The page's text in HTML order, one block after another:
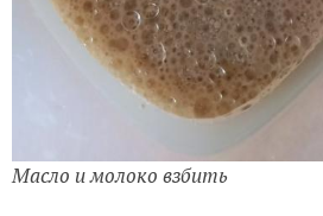
Масло и молоко взбить